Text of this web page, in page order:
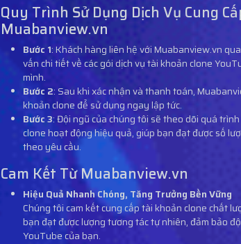
Quy Trình Sử Dụng Dịch Vụ Cung
Muabanview.vn
Bước 1: Khách hàng liên hệ với Muabanview.vn
vấn chi tiết về các gói dịch vụ tài khoản clone
mình.
Bước 2: Sau khi xác nhận và thanh toán,
khoản clone để sử dụng ngay lập tức.
Bước 3: Đội ngũ của chúng tôi sẽ theo dõi quá
clone hoạt động hiệu quả, giúp bạn đạt được số
theo yêu cầu.
Cam Kết Từ Muabanview.vn
Hiệu Quả Nhanh Chóng, Tăng Trưởng Bền Vững
Chúng tôi cam kết cung cấp tài khoản clone chất
bạn đạt được lượng tương tác tự nhiên, đảm bảo
YouTube của bạn.